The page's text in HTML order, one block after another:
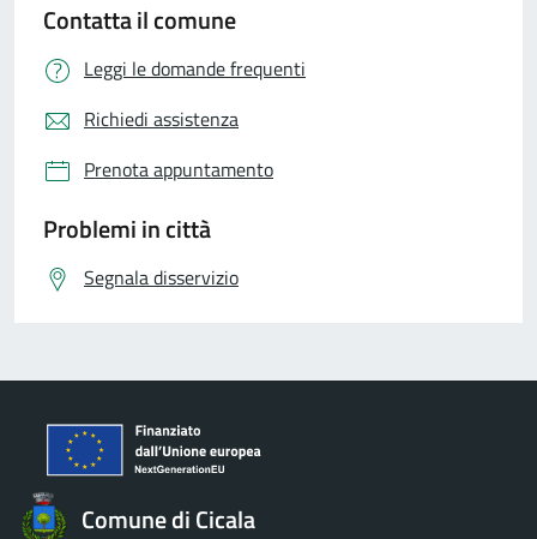
Contatta il comune
Leggi le domande frequenti
Richiedi assistenza
Prenota appuntamento
Problemi in città
Segnala disservizio
Comune di Cicala